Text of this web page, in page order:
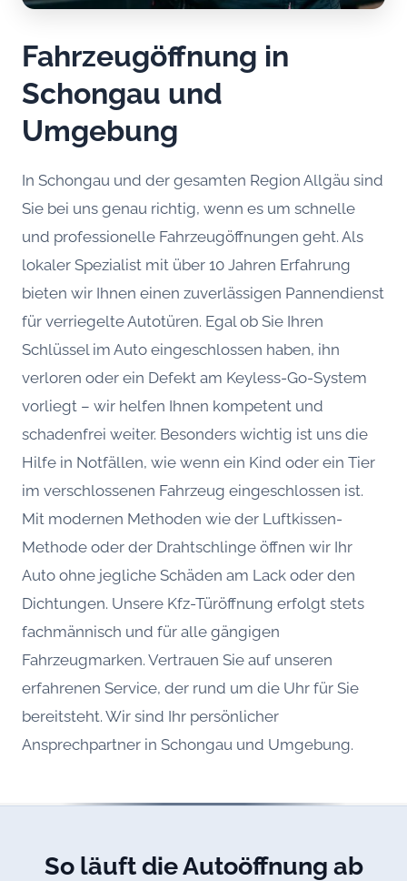
Fahrzeugöffnung in
Schongau und
Umgebung
In Schongau und der gesamten Region Allgäu sind
Sie bei uns genau richtig, wenn es um schnelle
und professionelle Fahrzeugöffnungen geht. Als
lokaler Spezialist mit über 10 Jahren Erfahrung
bieten wir Ihnen einen zuverlässigen Pannendienst
für verriegelte Autotüren. Egal ob Sie Ihren
Schlüssel im Auto eingeschlossen haben, ihn
verloren oder ein Defekt am Keyless-Go-System
vorliegt – wir helfen Ihnen kompetent und
schadenfrei weiter. Besonders wichtig ist uns die
Hilfe in Notfällen, wie wenn ein Kind oder ein Tier
im verschlossenen Fahrzeug eingeschlossen ist.
Mit modernen Methoden wie der Luftkissen-
Methode oder der Drahtschlinge öffnen wir Ihr
Auto ohne jegliche Schäden am Lack oder den
Dichtungen. Unsere Kfz-Türöffnung erfolgt stets
fachmännisch und für alle gängigen
Fahrzeugmarken. Vertrauen Sie auf unseren
erfahrenen Service, der rund um die Uhr für Sie
bereitsteht. Wir sind Ihr persönlicher
Ansprechpartner in Schongau und Umgebung.
So läuft die Autoöffnung ab